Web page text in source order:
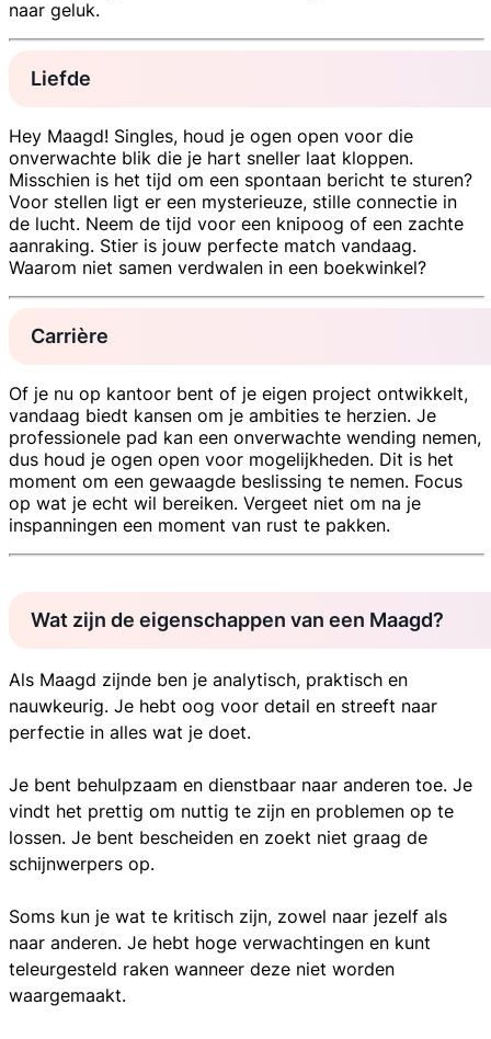
naar geluk.
Liefde
Hey Maagd! Singles, houd je ogen open voor die
onverwachte blik die je hart sneller laat kloppen.
Misschien is het tijd om een spontaan bericht te sturen?
Voor stellen ligt er een mysterieuze, stille connectie in
de lucht. Neem de tijd voor een knipoog of een zachte
aanraking. Stier is jouw perfecte match vandaag.
Waarom niet samen verdwalen in een boekwinkel?
Carrière
Of je nu op kantoor bent of je eigen project ontwikkelt,
vandaag biedt kansen om je ambities te herzien. Je
professionele pad kan een onverwachte wending nemen,
dus houd je ogen open voor mogelijkheden. Dit is het
moment om een gewaagde beslissing te nemen. Focus
op wat je echt wil bereiken. Vergeet niet om na je
inspanningen een moment van rust te pakken.
Wat zijn de eigenschappen van een Maagd?
Als Maagd zijnde ben je analytisch, praktisch en
nauwkeurig. Je hebt oog voor detail en streeft naar
perfectie in alles wat je doet.
Je bent behulpzaam en dienstbaar naar anderen toe. Je
vindt het prettig om nuttig te zijn en problemen op te
lossen. Je bent bescheiden en zoekt niet graag de
schijnwerpers op.
Soms kun je wat te kritisch zijn, zowel naar jezelf als
naar anderen. Je hebt hoge verwachtingen en kunt
teleurgesteld raken wanneer deze niet worden
waargemaakt.